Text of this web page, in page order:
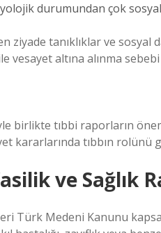
durumundan çok
ziyade tanıklıklar ve
vesayet altına alınma
birlikte tıbbi raporların
kararlarında tıbbın rolünü
ve Sağlık
Türk Medeni Kanunu